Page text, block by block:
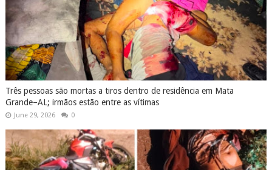
Três pessoas são mortas a tiros dentro de residência em Mata
Grande–AL; irmãos estão entre as vítimas
June 29, 2026 0